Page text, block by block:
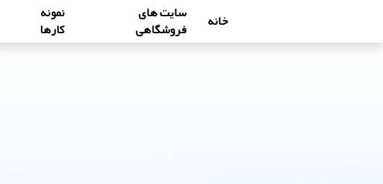
خانه سایت های
فروشگاهی
نمونه
کارها